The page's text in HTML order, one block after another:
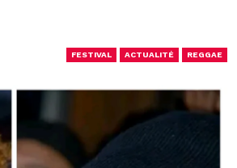
FESTIVAL ACTUALITÉ REGGAE